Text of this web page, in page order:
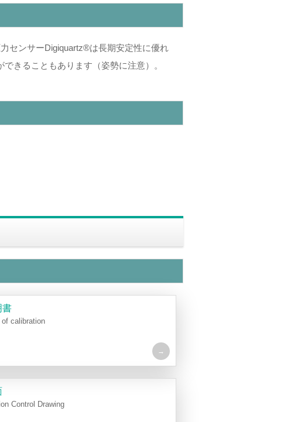
センサーDigiquartz®は長期安定性に優れ
きることもあります（姿勢に注意）。
書
calibration
Control Drawing